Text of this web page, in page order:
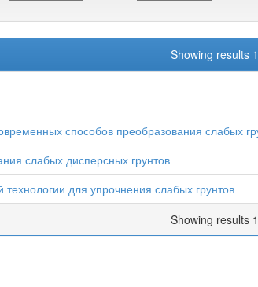
Showing results
способов преобразования слабых
слабых дисперсных грунтов
для упрочнения слабых грунтов
Showing results